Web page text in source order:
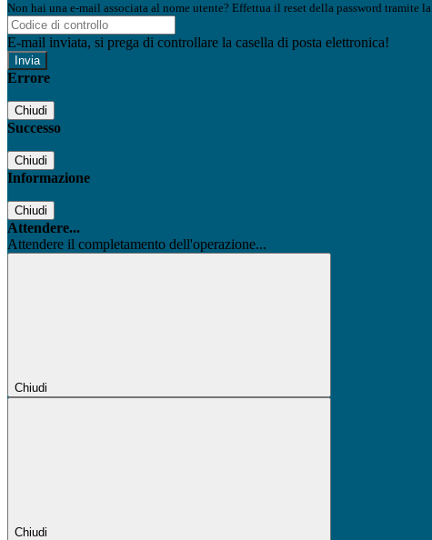
Non hai una e-mail associata al nome utente? Effettua il reset della password tramite la
E-mail inviata, si prega di controllare la casella di posta elettronica!
Errore
Chiudi
Successo
Chiudi
Informazione
Chiudi
Attendere...
Attendere il completamento dell'operazione...
Chiudi
Chiudi